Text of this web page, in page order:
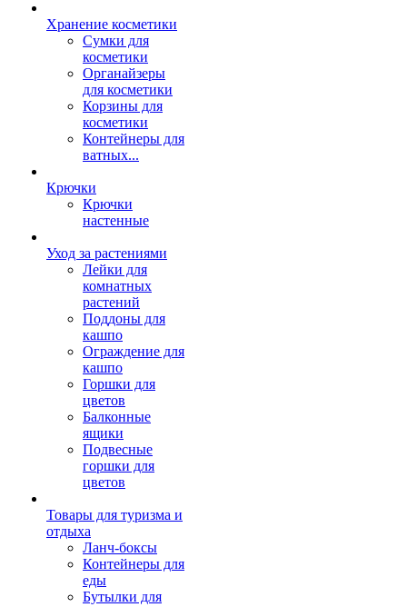
Хранение косметики
Сумки для
косметики
Органайзеры
для косметики
Корзины для
косметики
Контейнеры для
ватных...
Крючки
Крючки
настенные
Уход за растениями
Лейки для
комнатных
растений
Поддоны для
кашпо
Ограждение для
кашпо
Горшки для
цветов
Балконные
ящики
Подвесные
горшки для
цветов
Товары для туризма и
отдыха
Ланч-боксы
Контейнеры для
еды
Бутылки для